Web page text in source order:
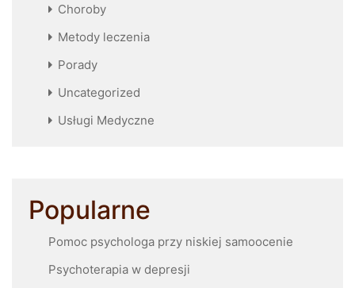
Choroby
Metody leczenia
Porady
Uncategorized
Usługi Medyczne
Popularne
Pomoc psychologa przy niskiej samoocenie
Psychoterapia w depresji